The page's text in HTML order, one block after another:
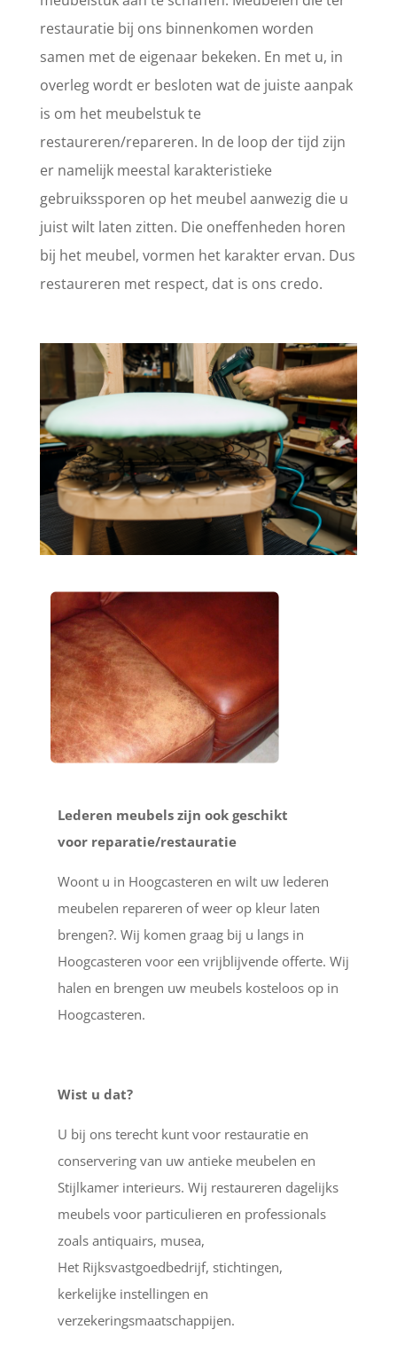
restauratie bij ons binnenkomen worden
samen met de eigenaar bekeken. En met u, in
overleg wordt er besloten wat de juiste aanpak
is om het meubelstuk te
restaureren/repareren. In de loop der tijd zijn
er namelijk meestal karakteristieke
gebruikssporen op het meubel aanwezig die u
juist wilt laten zitten. Die oneffenheden horen
bij het meubel, vormen het karakter ervan. Dus
restaureren met respect, dat is ons credo.
Lederen meubels zijn ook geschikt
voor reparatie/restauratie
Woont u in Hoogcasteren en wilt uw lederen
meubelen repareren of weer op kleur laten
brengen?. Wij komen graag bij u langs in
Hoogcasteren voor een vrijblijvende offerte. Wij
halen en brengen uw meubels kosteloos op in
Hoogcasteren.
Wist u dat?
U bij ons terecht kunt voor restauratie en
conservering van uw antieke meubelen en
Stijlkamer interieurs. Wij restaureren dagelijks
meubels voor particulieren en professionals
zoals antiquairs, musea,
Het Rijksvastgoedbedrijf, stichtingen,
kerkelijke instellingen en
verzekeringsmaatschappijen.